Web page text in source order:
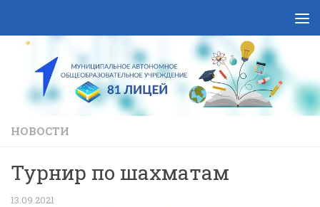
НОВОСТИ
Турнир по шахматам
13.09.2021